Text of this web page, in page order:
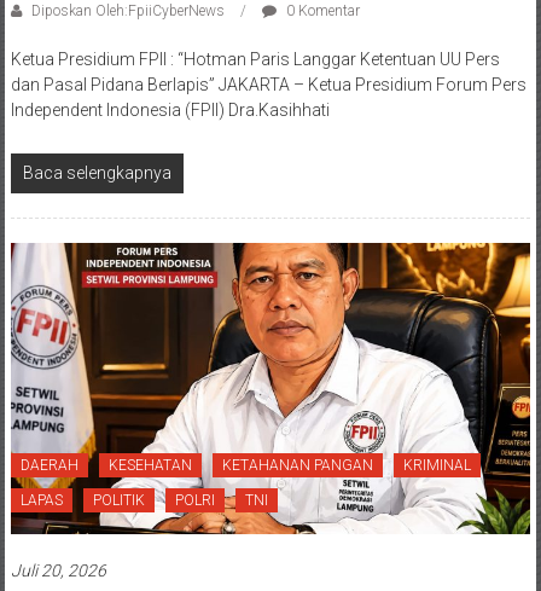
Diposkan Oleh:FpiiCyberNews 0 Komentar
Ketua Presidium FPII : “Hotman Paris Langgar Ketentuan UU Pers
dan Pasal Pidana Berlapis” JAKARTA – Ketua Presidium Forum Pers
Independent Indonesia (FPII) Dra.Kasihhati
Baca selengkapnya
DAERAH KESEHATAN KETAHANAN PANGAN KRIMINAL
LAPAS POLITIK POLRI TNI
Juli 20, 2026